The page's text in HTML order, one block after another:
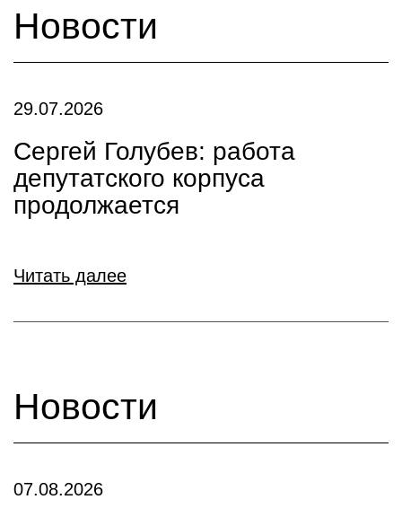
Новости
29.07.2026
Сергей Голубев: работа
депутатского корпуса
продолжается
Читать далее
Новости
07.08.2026